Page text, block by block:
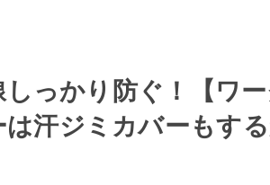
っかり防ぐ！【ワ
汗ジミカバーもす